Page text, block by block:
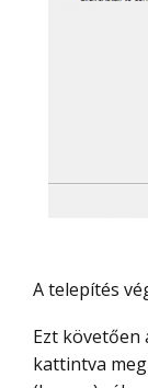
A telepítés
Ezt követően a Windows 10 esetén wifi ikonra
kattintva